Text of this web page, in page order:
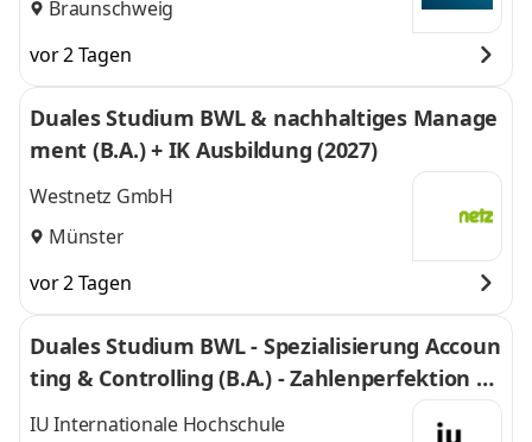
Braunschweig
vor 2 Tagen
Duales Studium BWL & nachhaltiges Manage
ment (B.A.) + IK Ausbildung (2027)
Westnetz GmbH
Münster
vor 2 Tagen
Duales Studium BWL - Spezialisierung Accoun
ting & Controlling (B.A.) - Zahlenperfektion G
mbH
IU Internationale Hochschule